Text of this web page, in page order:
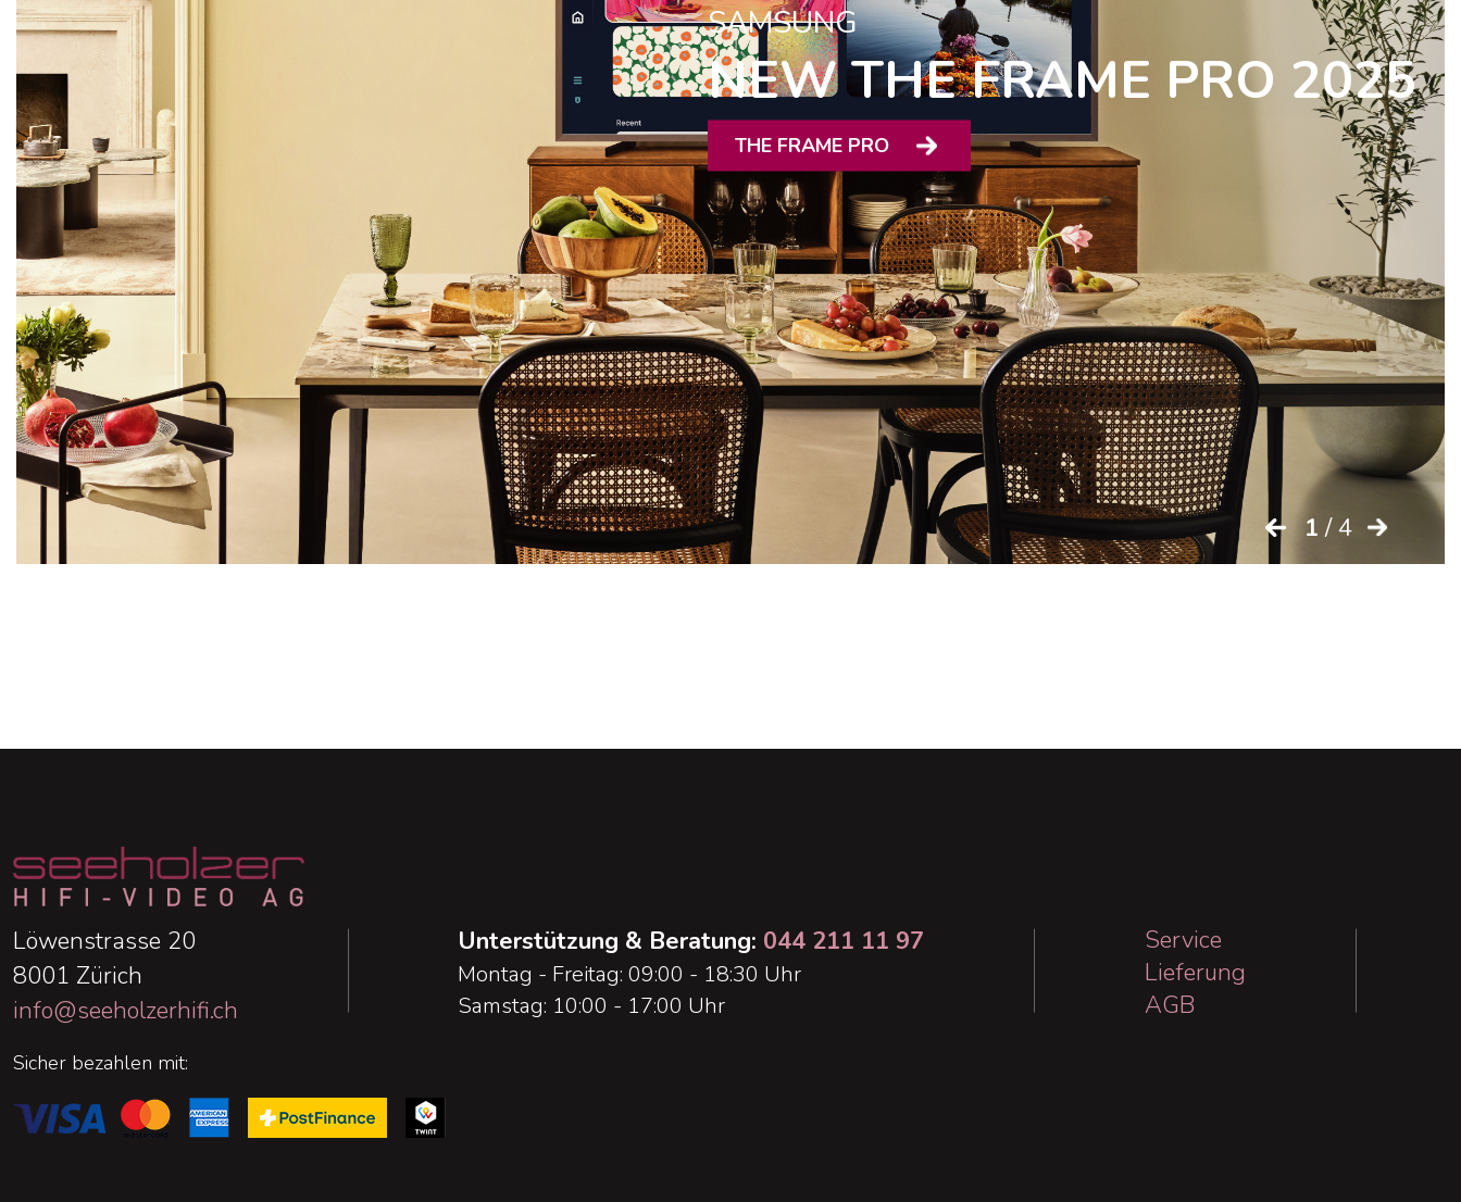
1 / 4
SAMSUNG
NEW THE FRAME PRO 2025
THE FRAME PRO
Löwenstrasse 20
8001 Zürich
info@seeholzerhifi.ch
Unterstützung & Beratung: 044 211 11 97
Montag - Freitag: 09:00 - 18:30 Uhr
Samstag: 10:00 - 17:00 Uhr
Service
Lieferung
AGB
Sicher bezahlen mit: